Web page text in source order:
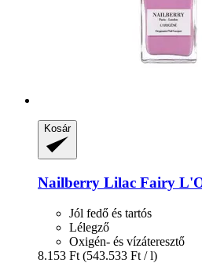
Kosár
Nailberry Lilac Fairy
Jól fedő és tartós
Lélegző
Oxigén- és vízáteresztő
8.153 Ft (543.533 Ft / l)